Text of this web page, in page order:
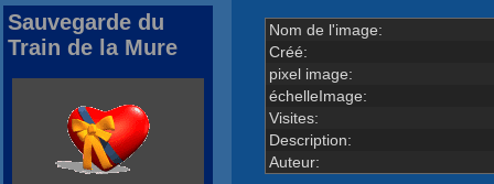
Nom de l'image:
Créé:
pixel image:
échelleImage:
Visites:
Description:
Auteur:
Sauvegarde du
Train de la Mure